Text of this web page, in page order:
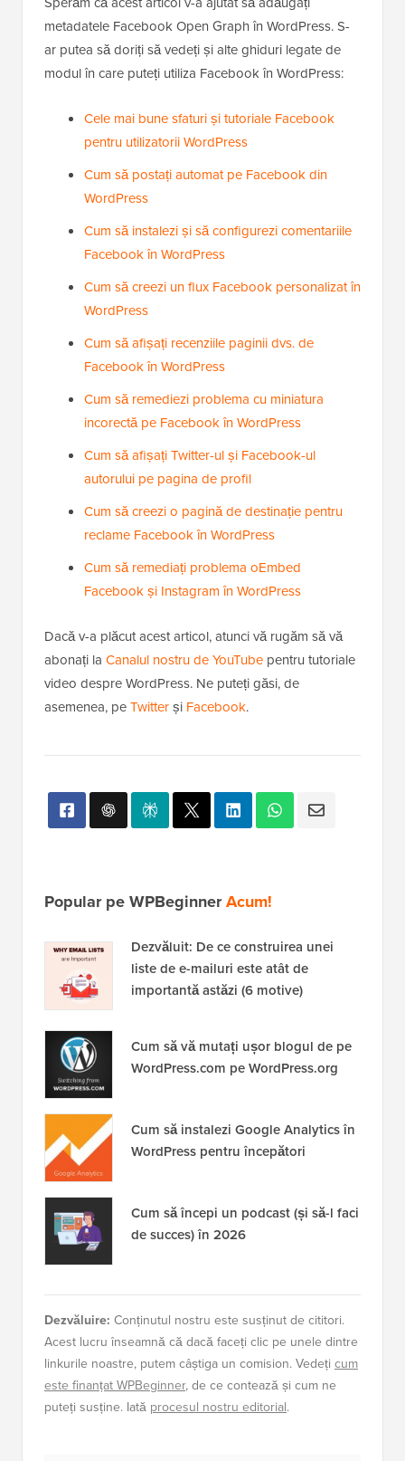
metadatele Facebook Open Graph în WordPress. S-
ar putea să doriți să vedeți și alte ghiduri legate de
modul în care puteți utiliza Facebook în WordPress:
Cele mai bune sfaturi și tutoriale Facebook
pentru utilizatorii WordPress
Cum să postați automat pe Facebook din
WordPress
Cum să instalezi și să configurezi comentariile
Facebook în WordPress
Cum să creezi un flux Facebook personalizat în
WordPress
Cum să afișați recenziile paginii dvs. de
Facebook în WordPress
Cum să remediezi problema cu miniatura
incorectă pe Facebook în WordPress
Cum să afișați Twitter-ul și Facebook-ul
autorului pe pagina de profil
Cum să creezi o pagină de destinație pentru
reclame Facebook în WordPress
Cum să remediați problema oEmbed
Facebook și Instagram în WordPress
Dacă v-a plăcut acest articol, atunci vă rugăm să vă
abonați la Canalul nostru de YouTube pentru tutoriale
video despre WordPress. Ne puteți găsi, de
asemenea, peTwitterși Facebook.
Popular pe WPBeginnerAcum!
Dezvăluit: De ce construirea unei
liste de e-mailuri este atât de
importantă astăzi (6 motive)
Cum să vă mutați ușor blogul de pe
WordPress.com pe WordPress.org
Cum să instalezi Google Analytics în
WordPress pentru începători
Cum să începi un podcast (și să-l faci
de succes) în 2026
Dezvăluire: Conținutul nostru este susținut de cititori.
Acest lucru înseamnă că dacă faceți clic pe unele dintre
linkurile noastre, putem câștiga un comision. Vedeți cum
este finanțat WPBeginner, de ce contează și cum ne
puteți susține. Iată procesul nostru editorial.